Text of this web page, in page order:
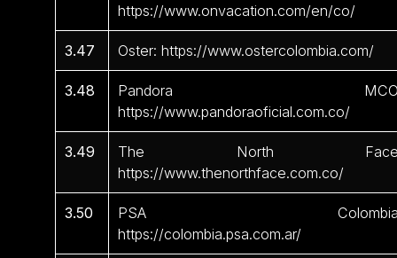
https://www.onvacation.com/en/co/
3.47 Oster: https://www.ostercolombia.com/
3.48
Pandora
https://www.pandoraoficial.com.co/
3.49
The North
https://www.thenorthface.com.co/
3.50
PSA
https://colombia.psa.com.ar/